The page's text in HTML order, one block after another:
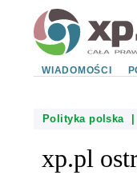
WIADOMOŚCI
Polityka polska|
xp.pl